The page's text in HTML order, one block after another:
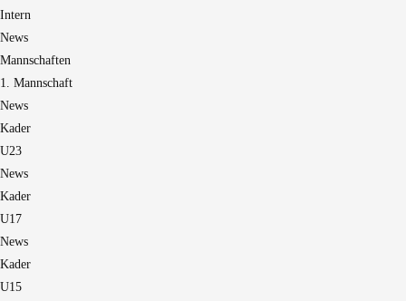
Intern
News
Mannschaften
1. Mannschaft
News
Kader
U23
News
Kader
U17
News
Kader
U15